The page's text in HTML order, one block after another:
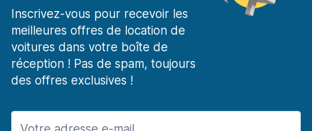
Inscrivez-vous pour recevoir les
meilleures offres de location de
voitures dans votre boîte de
réception ! Pas de spam, toujours
des offres exclusives !